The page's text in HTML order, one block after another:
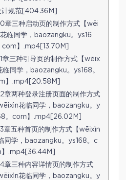
计规范[404.36M]
章三种启动页的制作方式【wēi
临同学，baozangku。ys16
com】.mp4[13.70M]
章三种引导页的制作方式【wēix
临同学，baozangku。ys168。
】.mp4[20.58M]
章两种登录注册页面的制作方式
wēixìn花临同学，baozangku。y
。com】.mp4[26.02M]
章五种首页的制作方式【wēixìn
同学，baozangku。ys168。c
.mp4[36.44M]
章三种内容详情页的制作方式
wēixìn花临同学，baozangku。y